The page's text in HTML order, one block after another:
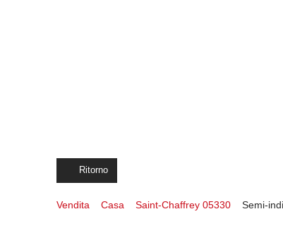
Ritorno
Vendita Casa Saint-Chaffrey 05330 Semi-